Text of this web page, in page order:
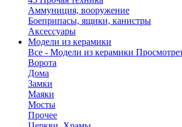
Аммуниция, вооружение
Боеприпасы, ящики, канистры
Аксессуары
Модели из керамики
Все - Модели из керамики
Ворота
Дома
Замки
Маяки
Мосты
Прочее